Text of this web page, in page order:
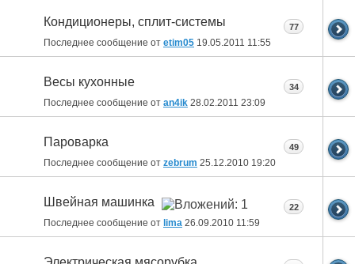
Кондиционеры, сплит-системы
Последнее сообщение от etim05 19.05.2011 11:55
77
Весы кухонные
Последнее сообщение от an4ik 28.02.2011 23:09
34
Пароварка
Последнее сообщение от zebrum 25.12.2010 19:20
49
Швейная машинка
Последнее сообщение от lima 26.09.2010 11:59
22